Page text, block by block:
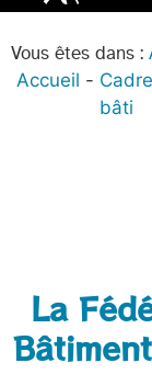
Vous êtes dans :
Accueil
Cadre
bâti
La